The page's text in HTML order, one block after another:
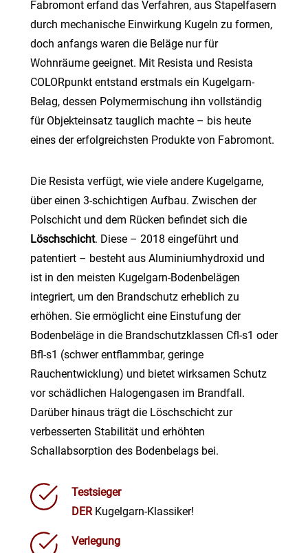
Fabromont erfand das Verfahren, aus Stapelfasern
durch mechanische Einwirkung Kugeln zu formen,
doch anfangs waren die Beläge nur für
Wohnräume geeignet. Mit Resista und Resista
COLORpunkt entstand erstmals ein Kugelgarn-
Belag, dessen Polymermischung ihn vollständig
für Objekteinsatz tauglich machte – bis heute
eines der erfolgreichsten Produkte von Fabromont.
Die Resista verfügt, wie viele andere Kugelgarne,
über einen 3-schichtigen Aufbau. Zwischen der
Polschicht und dem Rücken befindet sich die
Löschschicht. Diese – 2018 eingeführt und
patentiert – besteht aus Aluminiumhydroxid und
ist in den meisten Kugelgarn-Bodenbelägen
integriert, um den Brandschutz erheblich zu
erhöhen. Sie ermöglicht eine Einstufung der
Bodenbeläge in die Brandschutzklassen Cfl-s1 oder
Bfl-s1 (schwer entflammbar, geringe
Rauchentwicklung) und bietet wirksamen Schutz
vor schädlichen Halogengasen im Brandfall.
Darüber hinaus trägt die Löschschicht zur
verbesserten Stabilität und erhöhten
Schallabsorption des Bodenbelags bei.
Testsieger
DER Kugelgarn-Klassiker!
Verlegung